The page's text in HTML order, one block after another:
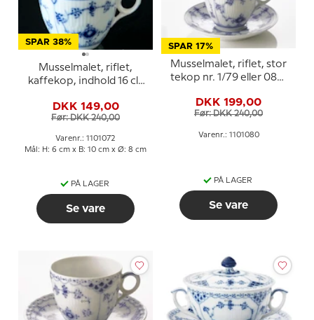
SPAR 38%
Musselmalet, riflet,
kaffekop, indhold 16 cl.,
Underkop, nr.2162 Royal
Copenhagen
DKK 149,00
Før: DKK 240,00
Varenr.: 1101072
Mål: H: 6 cm x B: 10 cm x Ø: 8 cm
PÅ LAGER
Se vare
SPAR 17%
Musselmalet, riflet, stor
tekop nr. 1/79 eller 080,
Copenhagen
DKK 199,00
Før: DKK 240,00
Varenr.: 1101080
PÅ LAGER
Se vare